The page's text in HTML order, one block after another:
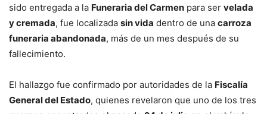
sido entregada a la Funeraria del Carmen para ser velada
y cremada, fue localizada sin vida dentro de una carroza
funeraria abandonada, más de un mes después de su
fallecimiento.
El hallazgo fue confirmado por autoridades de la Fiscalía
General del Estado, quienes revelaron que uno de los tres